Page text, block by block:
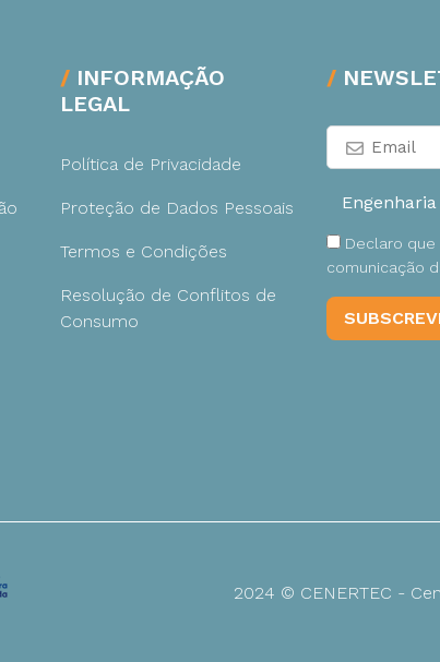
e Energia
INFORMAÇÃO
LEGAL
Política de Privacidade
Proteção de Dados Pessoais
Termos e Condições
Resolução de Conflitos de
Consumo
Declaro
comunicação
2024 © CENERTEC -